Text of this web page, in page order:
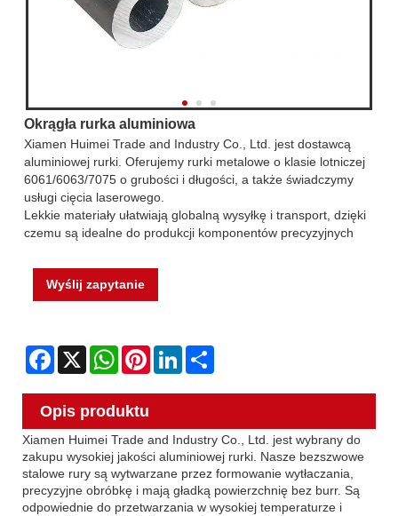
Okrągła rurka aluminiowa
Xiamen Huimei Trade and Industry Co., Ltd. jest dostawcą
aluminiowej rurki. Oferujemy rurki metalowe o klasie lotniczej
6061/6063/7075 o grubości i długości, a także świadczymy
usługi cięcia laserowego.
Lekkie materiały ułatwiają globalną wysyłkę i transport, dzięki
czemu są idealne do produkcji komponentów precyzyjnych
Wyślij zapytanie
Facebook
X WhatsAppPinterestLinkedIn
Opis produktu
Xiamen Huimei Trade and Industry Co., Ltd. jest wybrany do
zakupu wysokiej jakości aluminiowej rurki. Nasze bezszwowe
stalowe rury są wytwarzane przez formowanie wytłaczania,
precyzyjne obróbkę i mają gładką powierzchnię bez burr. Są
odpowiednie do przetwarzania w wysokiej temperaturze i